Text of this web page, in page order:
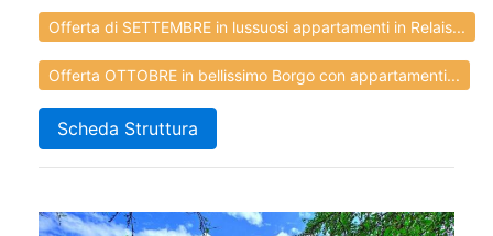
Offerta di SETTEMBRE in lussuosi appartamenti in Relais...
Offerta OTTOBRE in bellissimo Borgo con appartamenti...
Scheda Struttura